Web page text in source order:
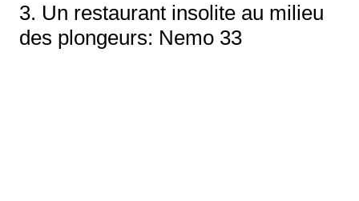
3. Un restaurant insolite au milieu
des plongeurs: Nemo 33